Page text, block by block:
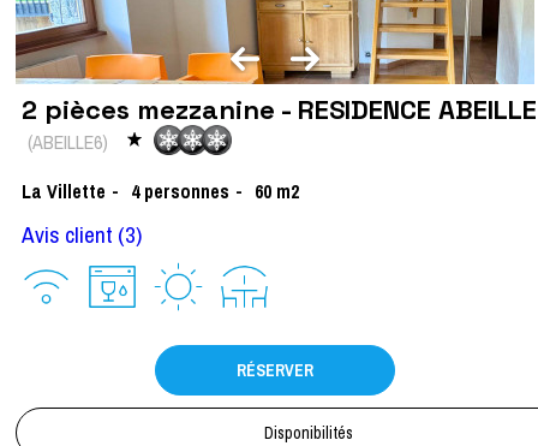
2 pièces mezzanine - RESIDENCE ABEILLE
(ABEILLE6)
La Villette
4 personnes 60 m2
Avis client (3)
RÉSERVER
Disponibilités